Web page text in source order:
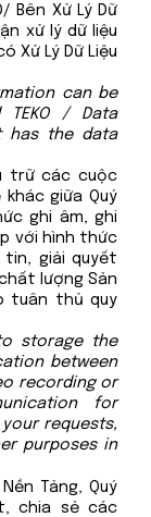
Bên Xử Lý Dữ
xử lý dữ liệu
Xử Lý Dữ Liệu
can be
/ Data
has the data
trữ các cuộc
giữa Quý
ghi âm, ghi
với hình thức
giải quyết
lượng Sản
tuân thủ quy
storage the
between
recording or
for
requests,
purposes in
Tảng, Quý
chia sẻ các